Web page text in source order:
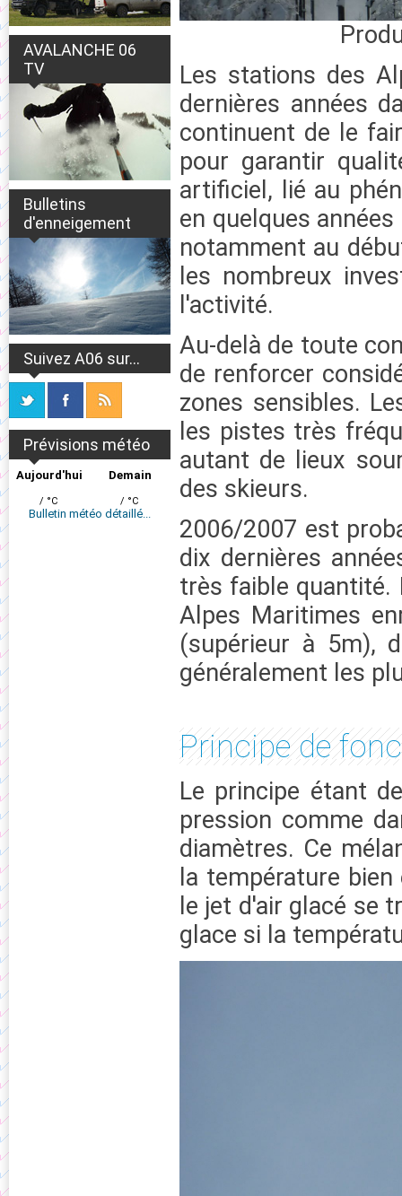
AVALANCHE 06
TV
Bulletins
d'enneigement
Suivez A06 sur...
Prévisions météo
Aujourd'hui
/ °C
Demain
/ °C
Bulletin météo détaillé...
Les stations des
dernières années
continuent de le
pour garantir
artificiel, lié au
en quelques
notamment au
les nombreux
l'activité.
Au-delà de toute
de renforcer
zones sensibles.
les pistes très
autant de lieux
des skieurs.
2006/2007 est
dix dernières
très faible quantité.
Alpes Maritimes
(supérieur à 5m),
généralement les
Principe de
Le principe étant
pression comme
diamètres. Ce
la température
le jet d'air glacé se
glace si la